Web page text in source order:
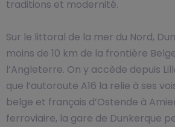
traditions et modernité.
Sur le littoral de la mer du Nord,
moins de 10 km de la frontière
l’Angleterre. On y accède depuis
que l’autoroute A16 la relie à ses
belge et français d’Ostende à
ferroviaire, la gare de Dunkerque